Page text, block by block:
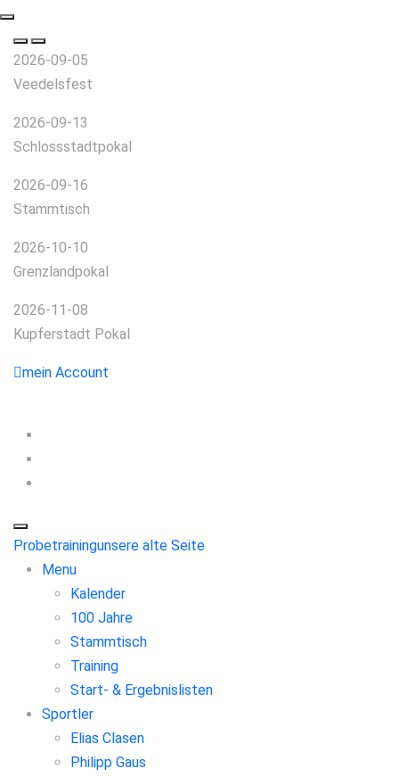
2026-09-05
Veedelsfest
2026-09-13
Schlossstadtpokal
2026-09-16
Stammtisch
2026-10-10
Grenzlandpokal
2026-11-08
Kupferstadt Pokal
mein Account
Probetrainingunsere alte Seite
Menu
Kalender
100 Jahre
Stammtisch
Training
Start- & Ergebnislisten
Sportler
Elias Clasen
Philipp Gaus